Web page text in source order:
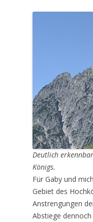
Deutlich
Königs.
Für Gaby und
Gebiet des
Anstrengungen
Abstiege